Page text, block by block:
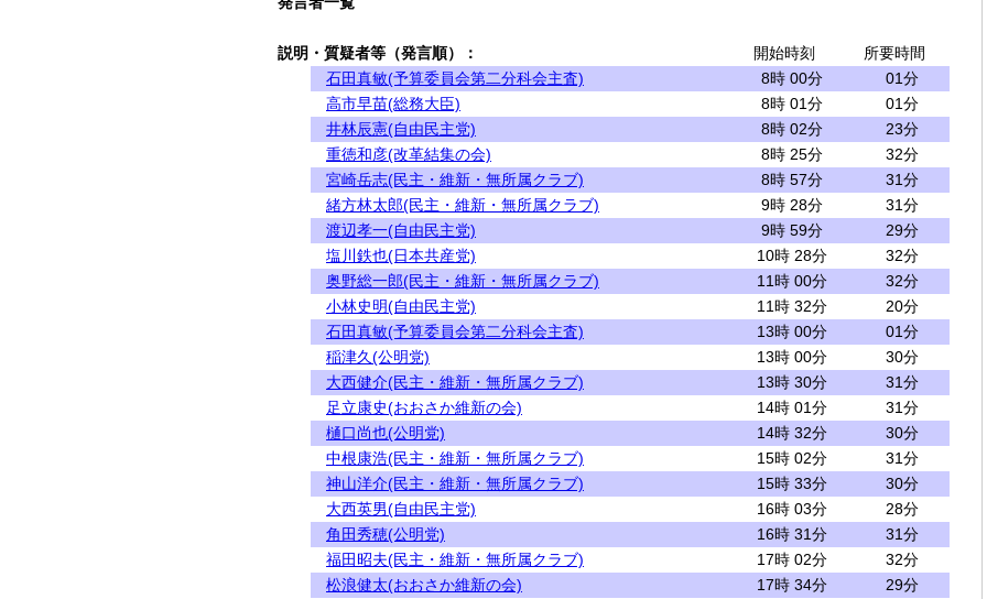
説明・質疑者等（発言順）： 開始時刻
所要時間
石田真敏(予算委員会第二分科会主査)
8時 00分
01分
高市早苗(総務大臣)
8時 01分
01分
井林辰憲(自由民主党)
8時 02分
23分
重徳和彦(改革結集の会)
8時 25分
32分
宮崎岳志(民主・維新・無所属クラブ)
8時 57分
31分
緒方林太郎(民主・維新・無所属クラブ)
9時 28分
31分
渡辺孝一(自由民主党)
9時 59分
29分
塩川鉄也(日本共産党)
10時 28分
32分
奥野総一郎(民主・維新・無所属クラブ)
11時 00分
32分
小林史明(自由民主党)
11時 32分
20分
石田真敏(予算委員会第二分科会主査)
13時 00分
01分
稲津久(公明党)
13時 00分
30分
大西健介(民主・維新・無所属クラブ)
13時 30分
31分
足立康史(おおさか維新の会)
14時 01分
31分
樋口尚也(公明党)
14時 32分
30分
中根康浩(民主・維新・無所属クラブ)
15時 02分
31分
神山洋介(民主・維新・無所属クラブ)
15時 33分
30分
大西英男(自由民主党)
16時 03分
28分
角田秀穂(公明党)
16時 31分
31分
福田昭夫(民主・維新・無所属クラブ)
17時 02分
32分
松浪健太(おおさか維新の会)
17時 34分
29分